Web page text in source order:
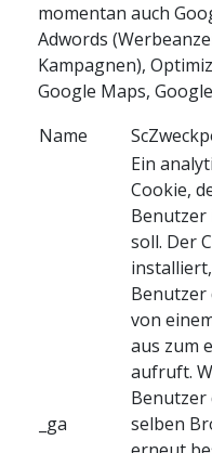
momentan auch
Adwords
Kampagnen),
Google Maps,
Name
_ga
Ein
Cookie,
Benutzer
soll. Der
Benutzer
von
aus zum
aufruft.
Benutzer
selben